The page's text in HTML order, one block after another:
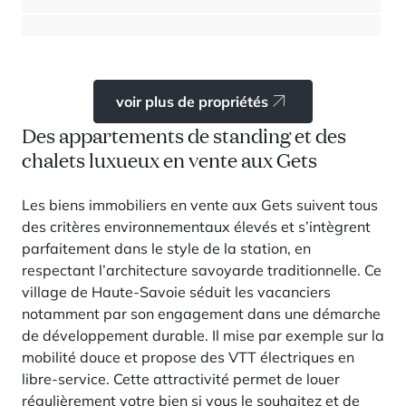
voir plus de propriétés
Des appartements de standing et des
chalets luxueux en vente aux Gets
Les biens immobiliers en vente aux Gets suivent tous
des critères environnementaux élevés et s’intègrent
parfaitement dans le style de la station, en
respectant l’architecture savoyarde traditionnelle. Ce
village de Haute-Savoie séduit les vacanciers
notamment par son engagement dans une démarche
de développement durable. Il mise par exemple sur la
mobilité douce et propose des VTT électriques en
libre-service. Cette attractivité permet de louer
régulièrement votre bien si vous le souhaitez et de